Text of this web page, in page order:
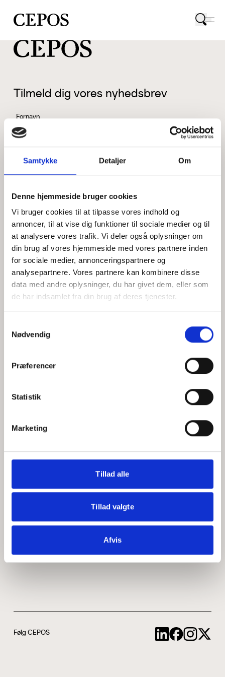
Samtykke Detaljer Om
Denne hjemmeside bruger cookies
Vi bruger cookies til at tilpasse vores indhold og
annoncer, til at vise dig funktioner til sociale medier og til
at analysere vores trafik. Vi deler også oplysninger om
din brug af vores hjemmeside med vores partnere inden
for sociale medier, annonceringspartnere og
analysepartnere. Vores partnere kan kombinere disse
data med andre oplysninger, du har givet dem, eller som
de har indsamlet fra din brug af deres tjenester.
Nødvendig
Præferencer
Statistik
Marketing
Tillad alle
Tillad valgte
Afvis
CEPOS logo
Tilmeld dig vores nyhedsbrev
Fornavn
Efternavn
Jeg accepterer behandlingen af mine personoplysninger i
henhold tilprivatlivspolitikken
Hvem er CEPOS
Medarbejdere
ABCepos
Podcast
Følg CEPOS